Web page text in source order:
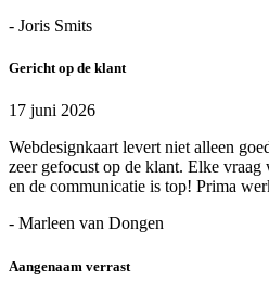
- Joris Smits
Gericht op de klant
17 juni 2026
Webdesignkaart levert niet alleen
zeer gefocust op de klant. Elke
en de communicatie is top! Prima
- Marleen van Dongen
Aangenaam verrast